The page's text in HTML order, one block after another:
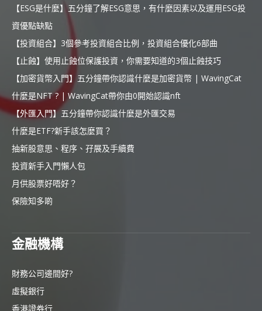
【ESG是什麼】五分鐘了解ESG意思，有什麼因素以及運用ESG投
資優點缺點
【投資組合】3個參考投資組合比例，投資組合優化6部曲
【止蝕】使用止蝕位保護投資，你需要知道的3個止蝕技巧
【加密貨幣入門】五分鐘帶你認識什麼是加密貨幣 | WavingCat
什麼是NFT ? | WavingCat帶你由0開始認識nft
【外匯入門】五分鐘帶你認識什麼是外匯交易
什麼是ETF?新手該怎麼買？
抽新股意思、程序、孖展及手續費
投資新手入門懶人包
月供股票好唔好？
保險知多啲
金融機構
財務公司邊間好?
虛擬銀行
香港證券行